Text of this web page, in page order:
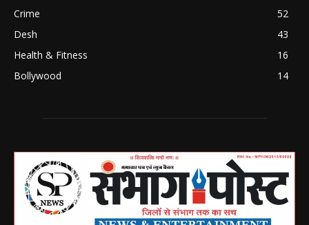
Crime
52
Desh
43
Health & Fitness
16
Bollywood
14